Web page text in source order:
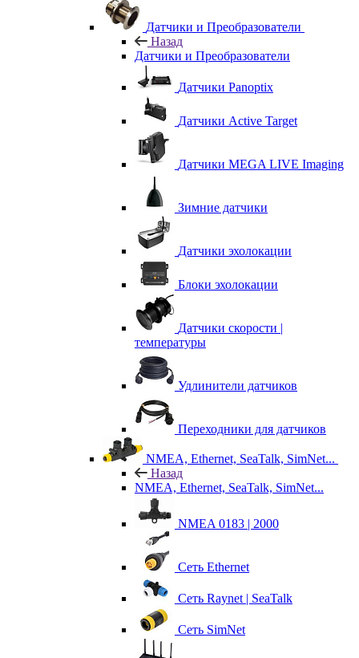
Датчики и Преобразователи
Назад
Датчики и Преобразователи
Датчики Panoptix
Датчики Active Target
Датчики MEGA LIVE Imaging
Зимние датчики
Датчики эхолокации
Блоки эхолокации
Датчики скорости |
температуры
Удлинители датчиков
Переходники для датчиков
NMEA, Ethernet, SeaTalk, SimNet...
Назад
NMEA, Ethernet, SeaTalk, SimNet...
NMEA 0183 | 2000
Сеть Ethernet
Сеть Raynet | SeaTalk
Сеть SimNet